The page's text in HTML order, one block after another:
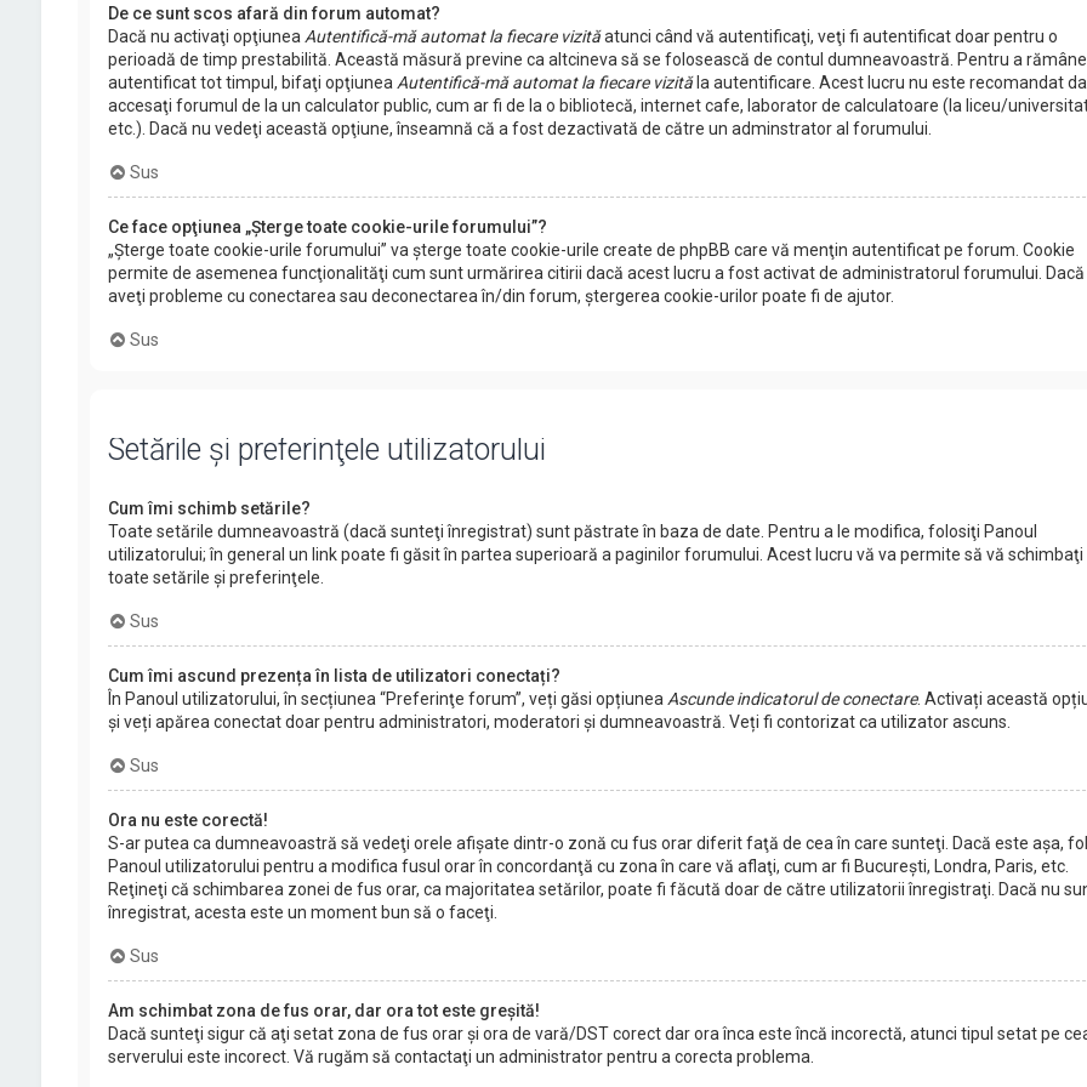
De ce sunt scos afară din forum automat?
Dacă nu activaţi opţiunea Autentifică-mă automat la fiecare vizităatunci când vă autentificaţi, veţi fi autentificat doar pentru o
perioadă de timp prestabilită. Această măsură previne ca altcineva să se folosească de contul dumneavoastră. Pentru a rămâne
autentificat tot timpul, bifaţi opţiunea Autentifică-mă automat la fiecare vizităla autentificare. Acest lucru nu este recomandat
accesaţi forumul de la un calculator public, cum ar fi de la o bibliotecă, internet cafe, laborator de calculatoare (la liceu/
etc.). Dacă nu vedeţi această opţiune, înseamnă că a fost dezactivată de către un adminstrator al forumului.
Sus
Ce face opţiunea „Şterge toate cookie-urile forumului”?
„Şterge toate cookie-urile forumului” va şterge toate cookie-urile create de phpBB care vă menţin autentificat pe forum. Cookie
permite de asemenea funcţionalităţi cum sunt urmărirea citirii dacă acest lucru a fost activat de administratorul forumului. Dacă
aveţi probleme cu conectarea sau deconectarea în/din forum, ştergerea cookie-urilor poate fi de ajutor.
Sus
Setările şi preferinţele utilizatorului
Cum îmi schimb setările?
Toate setările dumneavoastră (dacă sunteţi înregistrat) sunt păstrate în baza de date. Pentru a le modifica, folosiţi Panoul
utilizatorului; în general un link poate fi găsit în partea superioară a paginilor forumului. Acest lucru vă va permite să vă schimbaţi
toate setările şi preferinţele.
Sus
Cum îmi ascund prezența în lista de utilizatori conectați?
În Panoul utilizatorului, în secțiunea “Preferinţe forum”, veți găsi opțiunea Ascunde indicatorul de conectare. Activați această
și veți apărea conectat doar pentru administratori, moderatori și dumneavoastră. Veți fi contorizat ca utilizator ascuns.
Sus
Ora nu este corectă!
S-ar putea ca dumneavoastră să vedeţi orele afişate dintr-o zonă cu fus orar diferit faţă de cea în care sunteţi. Dacă este aşa,
Panoul utilizatorului pentru a modifica fusul orar în concordanţă cu zona în care vă aflaţi, cum ar fi Bucureşti, Londra, Paris, etc.
Reţineţi că schimbarea zonei de fus orar, ca majoritatea setărilor, poate fi făcută doar de către utilizatorii înregistraţi. Dacă nu
înregistrat, acesta este un moment bun să o faceţi.
Sus
Am schimbat zona de fus orar, dar ora tot este greşită!
Dacă sunteţi sigur că aţi setat zona de fus orar şi ora de vară/DST corect dar ora înca este încă incorectă, atunci tipul setat pe
serverului este incorect. Vă rugăm să contactaţi un administrator pentru a corecta problema.